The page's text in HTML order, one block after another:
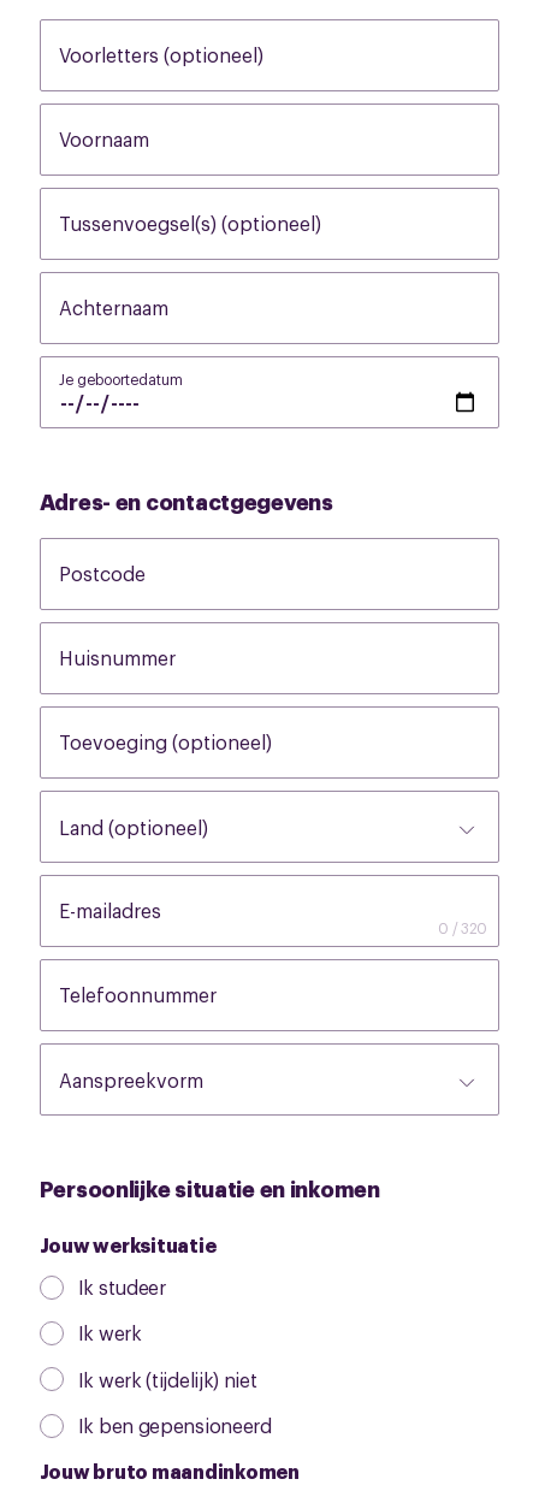
Voorletters (optioneel)
Voornaam
Tussenvoegsel(s) (optioneel)
Achternaam
Je geboortedatum
Adres- en contactgegevens
Postcode
HuisnummerNone
Toevoeging (optioneel)
E-mailadres
0 / 320
TelefoonnummerNone
Persoonlijke situatie en inkomen
Jouw werksituatie
Ik studeer
Ik werk
Ik werk (tijdelijk) niet
Ik ben gepensioneerd
Jouw bruto maandinkomen